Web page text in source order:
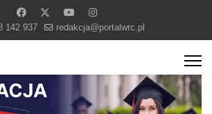
142 937 redakcja@portalwrc.pl